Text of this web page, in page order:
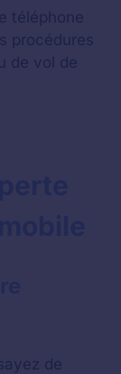
téléphone
procédures
de vol de
de